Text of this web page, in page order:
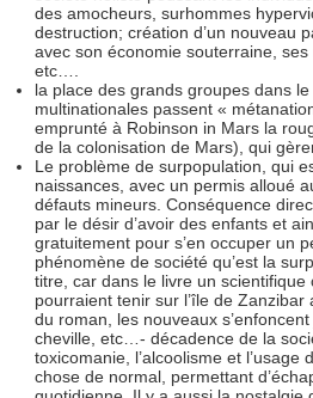
des amocheurs, surhommes
destruction; création d’un nouveau
avec son économie souterraine,
etc….
la place des grands groupes dans
multinationales passent «
emprunté à Robinson in Mars la
de la colonisation de Mars), qui
Le problème de surpopulation, qui
naissances, avec un permis alloué
défauts mineurs. Conséquence
par le désir d’avoir des enfants et
gratuitement pour s’en occuper un
phénomène de société qu’est la
titre, car dans le livre un
pourraient tenir sur l’île de
du roman, les nouveaux
cheville, etc…- décadence de la
toxicomanie, l’alcoolisme et
chose de normal, permettant